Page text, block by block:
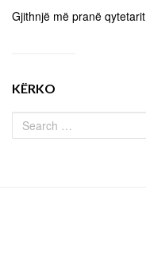
Gjithnjë më pranë qytetarit
KËRKO